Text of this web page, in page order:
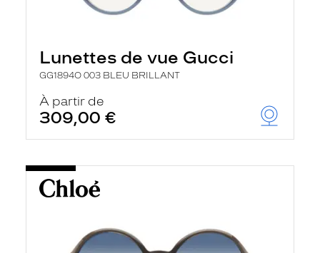
Lunettes de vue Gucci
GG1894O 003 BLEU BRILLANT
À partir de
309,00 €